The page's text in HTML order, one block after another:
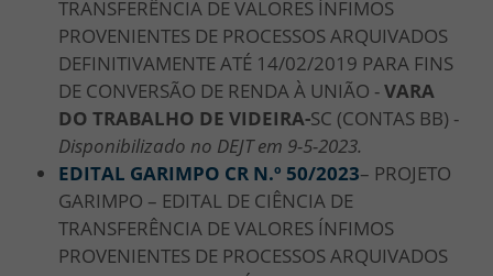
TRANSFERÊNCIA DE VALORES ÍNFIMOS
PROVENIENTES DE PROCESSOS ARQUIVADOS
DEFINITIVAMENTE ATÉ 14/02/2019 PARA FINS
DE CONVERSÃO DE RENDA À UNIÃO -VARA
DO TRABALHO DE VIDEIRA-SC (CONTAS BB) -
Disponibilizado no DEJT em 9-5-2023.
EDITAL GARIMPO CR N.º 50/2023– PROJETO
GARIMPO – EDITAL DE CIÊNCIA DE
TRANSFERÊNCIA DE VALORES ÍNFIMOS
PROVENIENTES DE PROCESSOS ARQUIVADOS